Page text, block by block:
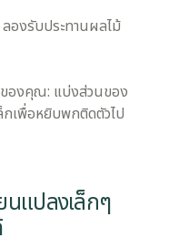
องรับประทานผลไม้
ของคุณ: แบ่งส่วนของ
กเพื่อหยิบพกติดตัวไป
นแปลงเล็กๆ